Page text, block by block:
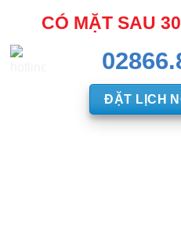
CÓ MẶT SAU
ĐẶT LỊCH